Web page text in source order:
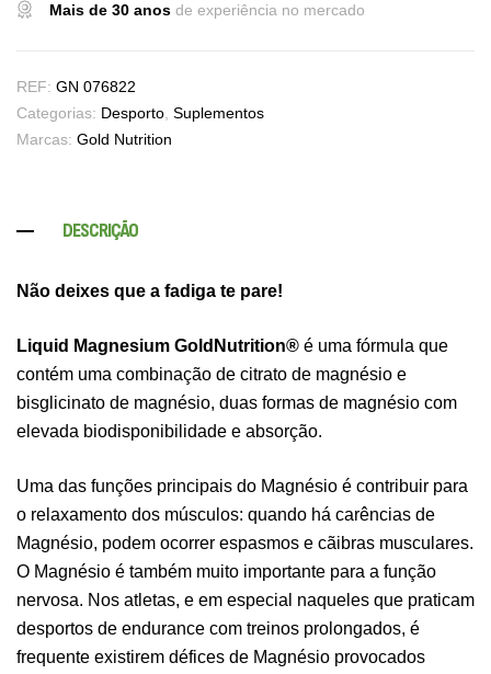
Mais de 30 anos de experiência no mercado
REF: GN 076822
Categorias: Desporto Suplementos
Marcas: Gold Nutrition
DESCRIÇÃO
Não deixes que a fadiga te pare!
Liquid Magnesium GoldNutrition® é uma fórmula que
contém uma combinação de citrato de magnésio e
bisglicinato de magnésio, duas formas de magnésio com
elevada biodisponibilidade e absorção.
Uma das funções principais do Magnésio é contribuir para
o relaxamento dos músculos: quando há carências de
Magnésio, podem ocorrer espasmos e cãibras musculares.
O Magnésio é também muito importante para a função
nervosa. Nos atletas, e em especial naqueles que praticam
desportos de endurance com treinos prolongados, é
frequente existirem défices de Magnésio provocados